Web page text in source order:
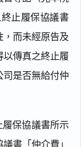
止履保協議書
而未經原告及
傳真之終止履
是否無給付仲
保協議書所示
書「仲介費」